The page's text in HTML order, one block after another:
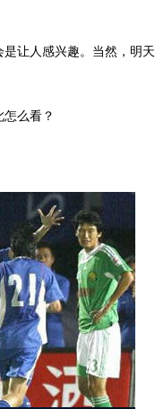
让人感兴趣。当然，明天
么看？